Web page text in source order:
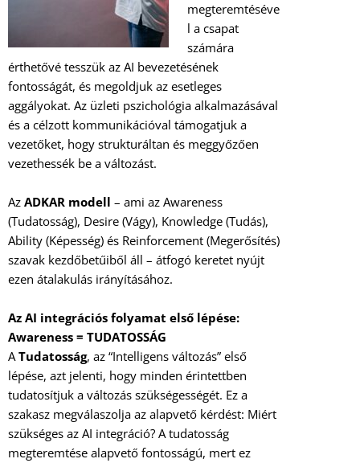
megteremtéséve
l a csapat
számára
érthetővé tesszük az AI bevezetésének
fontosságát, és megoldjuk az esetleges
aggályokat. Az üzleti pszichológia alkalmazásával
és a célzott kommunikációval támogatjuk a
vezetőket, hogy strukturáltan és meggyőzően
vezethessék be a változást.
Az ADKAR modell – ami az Awareness
(Tudatosság), Desire (Vágy), Knowledge (Tudás),
Ability (Képesség) és Reinforcement (Megerősítés)
szavak kezdőbetűiből áll – átfogó keretet nyújt
ezen átalakulás irányításához.
Az AI integrációs folyamat első lépése:
Awareness = TUDATOSSÁG
ATudatosság, az “Intelligens változás” első
lépése, azt jelenti, hogy minden érintettben
tudatosítjuk a változás szükségességét. Ez a
szakasz megválaszolja az alapvető kérdést: Miért
szükséges az AI integráció? A tudatosság
megteremtése alapvető fontosságú, mert ez